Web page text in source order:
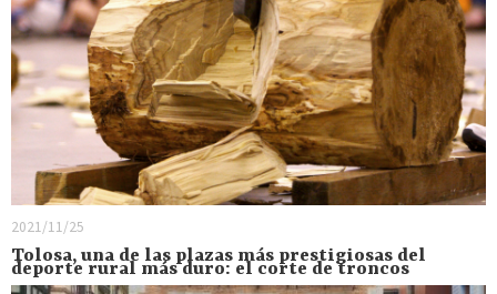
2021/11/25
Tolosa, una de las plazas más prestigiosas del
deporte rural más duro: el corte de troncos